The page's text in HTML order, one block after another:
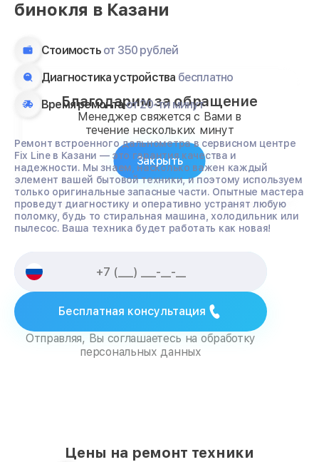
бинокля в Казани
Стоимость от 350 рублей
Диагностика устройства бесплатно
Время ремонта от 20-ти минут
Ремонт встроенного дальнометра в сервисном центре
Fix Line в Казани — это гарантия качества и
надежности. Мы знаем, насколько важен каждый
элемент вашей бытовой техники, и поэтому используем
только оригинальные запасные части. Опытные мастера
проведут диагностику и оперативно устранят любую
поломку, будь то стиральная машина, холодильник или
пылесос. Ваша техника будет работать как новая!
Бесплатная консультация
Отправляя, Вы соглашаетесь на обработку
персональных данных
Цены на ремонт техники
Благодарим за обращение
Менеджер свяжется с Вами в
течение нескольких минут
Закрыть